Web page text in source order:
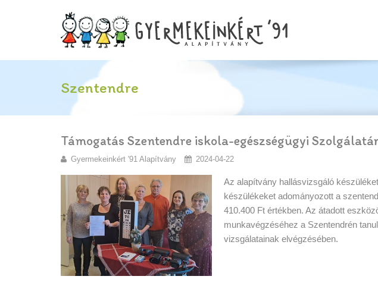
Szentendre
Támogatás Szentendre iskola-egészségügyi
Gyermekeinkért '91 Alapítvány 2024-04-22
Az alapítvány hallásvizsgáló
készülékeket adományozott a
410.400 Ft értékben. Az átadott
munkavégzéséhez a Szentendrén
vizsgálatainak elvégzésében.